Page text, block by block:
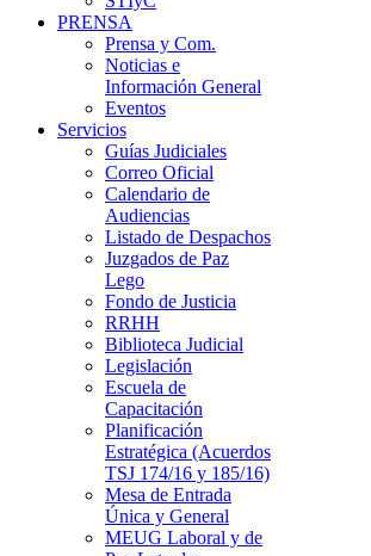
PRENSA
Prensa y Com.
Noticias e
Información General
Eventos
Servicios
Guías Judiciales
Correo Oficial
Calendario de
Audiencias
Listado de Despachos
Juzgados de Paz
Lego
Fondo de Justicia
RRHH
Biblioteca Judicial
Legislación
Escuela de
Capacitación
Planificación
Estratégica (Acuerdos
TSJ 174/16 y 185/16)
Mesa de Entrada
Única y General
MEUG Laboral y de